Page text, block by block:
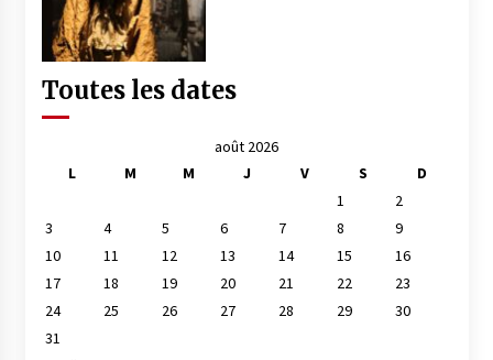
Toutes les dates
août 2026
L
M M J V S
D
1
2
3
4 5 6 7 8
9
10
11 12 13 14 15
16
17
18 19 20 21 22
23
24
25 26 27 28 29
30
31